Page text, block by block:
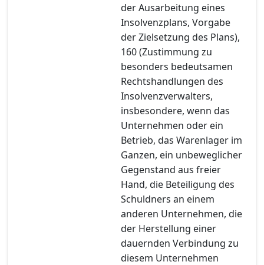
der Ausarbeitung eines
Insolvenzplans, Vorgabe
der Zielsetzung des Plans),
160 (Zustimmung zu
besonders bedeutsamen
Rechtshandlungen des
Insolvenzverwalters,
insbesondere, wenn das
Unternehmen oder ein
Betrieb, das Warenlager im
Ganzen, ein unbeweglicher
Gegenstand aus freier
Hand, die Beteiligung des
Schuldners an einem
anderen Unternehmen, die
der Herstellung einer
dauernden Verbindung zu
diesem Unternehmen